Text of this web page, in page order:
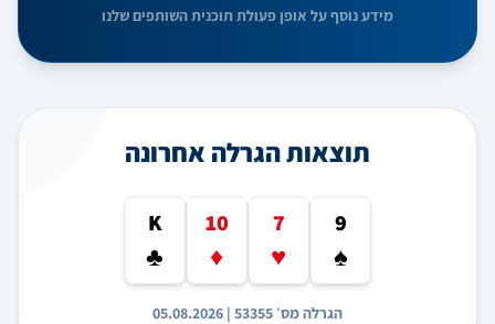
מידע נוסף על אופן פעולת תוכנית השותפים שלנו
תוצאות הגרלה אחרונה
9
♠
7
♥
10
♦
K
♣
הגרלה מס׳ 53355 | 05.08.2026